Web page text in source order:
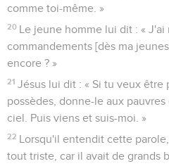
comme toi-même. »
20 Le jeune homme lui dit : « J'ai
commandements [dès ma
encore ? »
21 Jésus lui dit : « Si tu veux être
possèdes, donne-le aux
ciel. Puis viens et suis-moi. »
22 Lorsqu'il entendit cette
tout triste, car il avait de grands